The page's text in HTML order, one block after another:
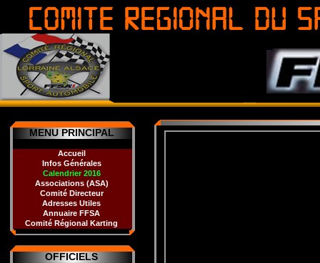
MENU PRINCIPAL
Accueil
Infos Générales
Calendrier 2016
Associations (ASA)
Comité Directeur
Adresses Utiles
Annuaire FFSA
Comité Régional Karting
OFFICIELS